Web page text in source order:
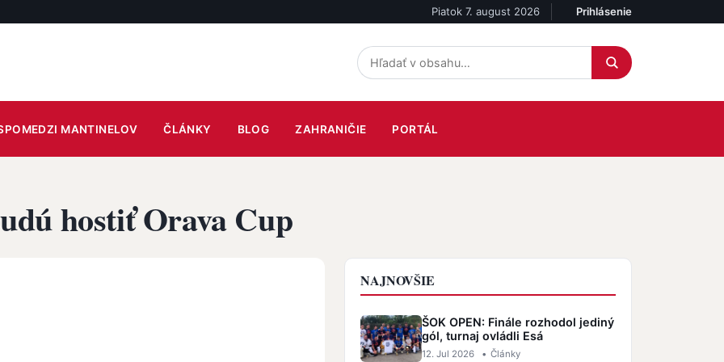
Piatok 7. august 2026 Účet
Prihlásenie
MANTINELOV ČLÁNKY BLOG ZAHRANIČIE PORTÁL
hostiť Orava Cup
NAJNOVŠIE
ŠOK OPEN: Finále rozhodol jediný
gól, turnaj ovládli Esá
12. Jul 2026 • Články